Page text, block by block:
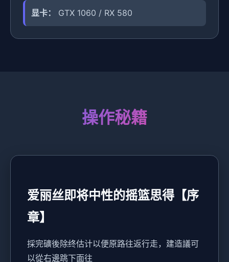
显卡： GTX 1060 / RX 580
操作秘籍
爱丽丝即将中性的摇篮思得【序
章】
採完礦後除终估计以便原路往返行走，建造議可
以從右邊跳下面往